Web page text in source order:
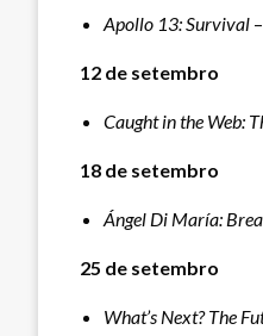
Apollo 13: Survival
12 de setembro
Caught in the Web:
18 de setembro
Ángel Di María:
25 de setembro
What’s Next? The